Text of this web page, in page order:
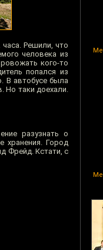
часа. Решили, что
человека из
кого-то
попался из
В автобусе была
Но таки доехали.
разузнать о
хранения. Город
Фрейд. Кстати, с